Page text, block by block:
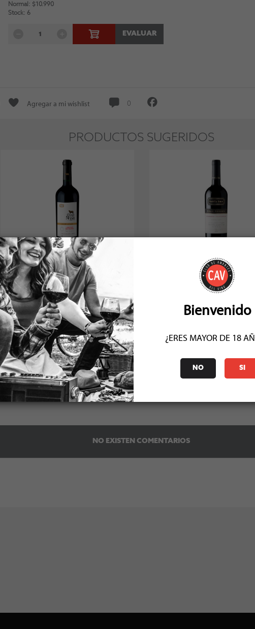
Normal: $10.990
Stock: 6
EVALUAR
Agregar a mi wishlist 0
PRODUCTOS SUGERIDOS
Oveja Negra Single Vineyard Cabernet
Sauvignon 202...
Socio: $10.791
Normal: $11.990
Stock: 50+
Santa Ema Cabernet
Reserva 2024
Socio: $10.710
Normal: $11.900
COMENTARIOS (0)
NO EXISTEN COMENTARIOS
Bienvenido
¿ERES MAYOR DE 18
NO SI